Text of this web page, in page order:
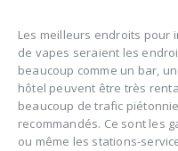
Les meilleurs endroits pour
de vapes seraient les
beaucoup comme un bar,
hôtel peuvent être très
beaucoup de trafic
recommandés. Ce sont les
ou même les stations-